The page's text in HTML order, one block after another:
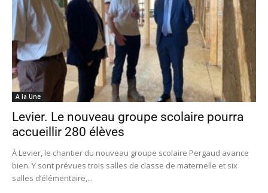
A la Une
Levier. Le nouveau groupe scolaire pourra
accueillir 280 élèves
À Levier, le chantier du nouveau groupe scolaire Pergaud avance
bien. Y sont prévues trois salles de classe de maternelle et six
salles d’élémentaire,...